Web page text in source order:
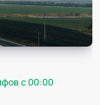
с 00:00